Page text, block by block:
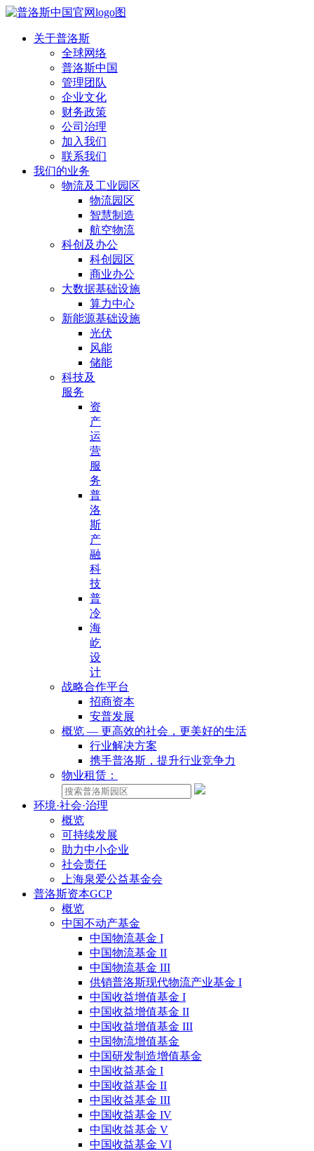
关于普洛斯
全球网络
普洛斯中国
管理团队
企业文化
财务政策
公司治理
加入我们
联系我们
我们的业务
物流及工业园区
物流园区
智慧制造
航空物流
科创及办公
科创园区
商业办公
大数据基础设施
算力中心
新能源基础设施
光伏
风能
储能
科技及
服务
资
产
运
营
服
务
普
洛
斯
产
融
科
技
普
冷
海
屹
设
计
战略合作平台
招商资本
安普发展
概览 — 更高效的社会，更美好的生活
行业解决方案
携手普洛斯，提升行业竞争力
物业租赁：
环境·社会·治理
概览
可持续发展
助力中小企业
社会责任
上海泉爱公益基金会
普洛斯资本GCP
概览
中国不动产基金
中国物流基金 I
中国物流基金 II
中国物流基金 III
供销普洛斯现代物流产业基金 I
中国收益增值基金 I
中国收益增值基金 II
中国收益增值基金 III
中国物流增值基金
中国研发制造增值基金
中国收益基金 I
中国收益基金 II
中国收益基金 III
中国收益基金 IV
中国收益基金 V
中国收益基金 VI